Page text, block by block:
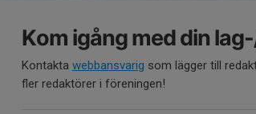
Kom igång med din
Kontakta webbansvarig som lägger till
fler redaktörer i föreningen!